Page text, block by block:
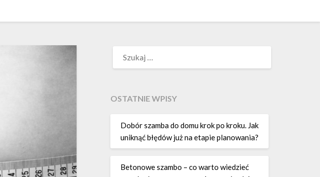
OSTATNIE WPISY
Dobór szamba do domu krok po kroku. Jak
uniknąć błędów już na etapie planowania?
Betonowe szambo – co warto wiedzieć